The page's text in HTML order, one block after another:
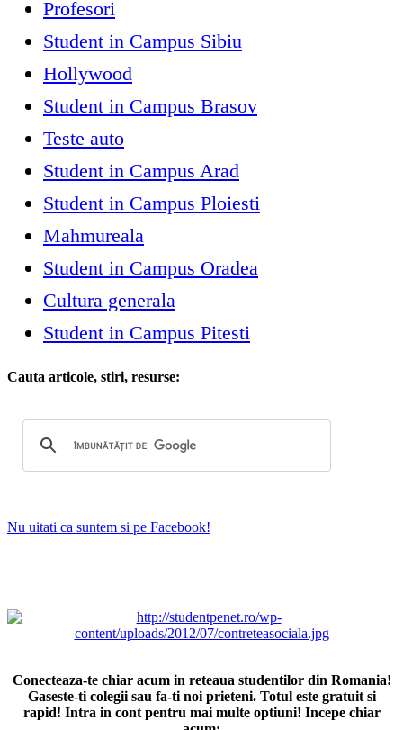
Profesori
Student in Campus Sibiu
Hollywood
Student in Campus Brasov
Teste auto
Student in Campus Arad
Student in Campus Ploiesti
Mahmureala
Student in Campus Oradea
Cultura generala
Student in Campus Pitesti
Cauta articole, stiri, resurse:
Nu uitati ca suntem si pe Facebook!
Conecteaza-te chiar acum in reteaua studentilor din Romania!
Gaseste-ti colegii sau fa-ti noi prieteni. Totul este gratuit si
rapid! Intra in cont pentru mai multe optiuni! Incepe chiar